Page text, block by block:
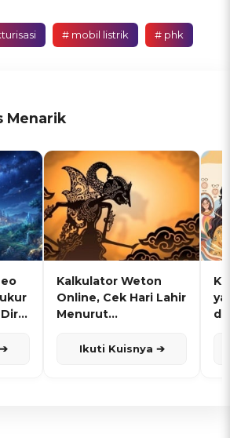
# mobil listrik # phk
Menarik
Kalkulator Weton
Online, Cek Hari Lahir
Menurut
Ikuti Kuisnya ➔